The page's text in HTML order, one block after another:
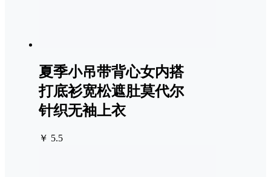
夏季小吊带背心女内搭
打底衫宽松遮肚莫代尔
针织无袖上衣
￥ 5.5